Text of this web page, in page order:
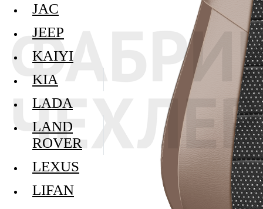
JAC
JEEP
KAIYI
KIA
LADA
LAND
ROVER
LEXUS
LIFAN